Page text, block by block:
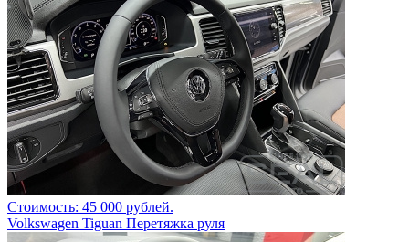
Стоимость: 45 000 рублей.
Volkswagen Tiguan Перетяжка руля